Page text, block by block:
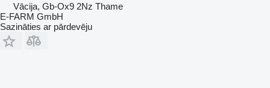
Vācija, Gb-Ox9 2Nz Thame
E-FARM GmbH
Sazināties ar pārdevēju